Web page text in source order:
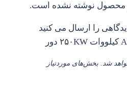
محصول نوشته نشده است.
را ارسال می کنید
برای “الکتروموتور ABB کیلووات ۲۵۰KW دور
شد. بخش‌های موردنیاز